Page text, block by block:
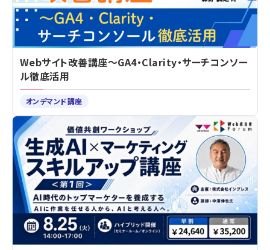
Webサイト改善講座～GA4・Clarity・サーチコンソー
ル徹底活用
オンデマンド講座